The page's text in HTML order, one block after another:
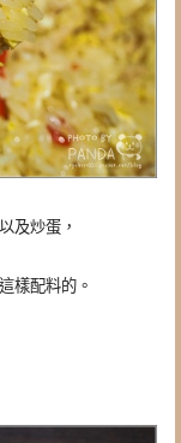
及炒蛋，
樣配料的。